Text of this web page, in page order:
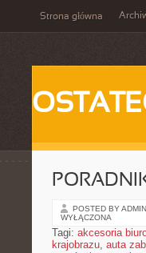
Strona główna
POSTED BY ADMIN
WYŁĄCZONA
Tagi: akcesoria
krajobrazu, auta